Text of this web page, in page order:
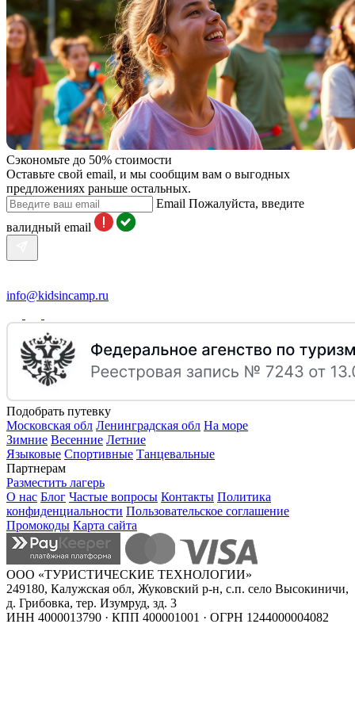
Сэкономьте до 50% стоимости
Оставьте свой email, и мы сообщим вам о выгодных
предложениях раньше остальных.
Email Пожалуйста, введите
валидный email
info@kidsincamp.ru
Подобрать путевку
Московская обл Ленинградская обл На море
Зимние Весенние Летние
Языковые Спортивные Танцевальные
Партнерам
Разместить лагерь
О нас Блог Частые вопросы Контакты Политика
конфиденциальности Пользовательское соглашение
Промокоды Карта сайта
ООО «ТУРИСТИЧЕСКИЕ ТЕХНОЛОГИИ»
249180, Калужская обл, Жуковский р-н, с.п. село Высокиничи,
д. Грибовка, тер. Изумруд, зд. 3
ИНН 4000013790 · КПП 400001001 · ОГРН 1244000004082